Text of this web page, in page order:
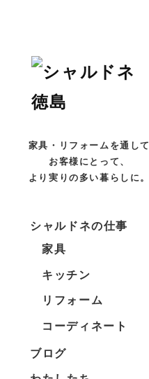
家具・リフォームを通して
お客様にとって、
より実りの多い暮らしに。
シャルドネの仕事
家具
キッチン
リフォーム
コーディネート
ブログ